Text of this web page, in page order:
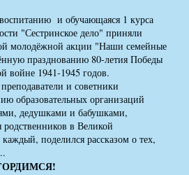
и обучающаяся 1 курса
"Сестринское дело" приняли
молодёжной акции "Наши семейные
празднованию 80-летия Победы
войне 1941-1945 годов.
и советники
образовательных организаций
дедушками и бабушками,
в Великой
поделился рассказом о тех,